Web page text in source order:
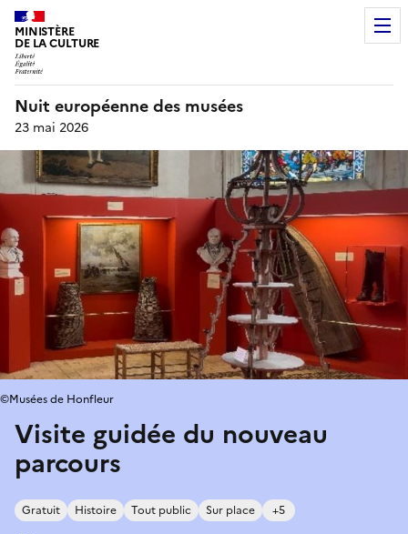
MINISTÈRE
DE LA CULTURE
Nuit européenne des musées
23 mai 2026
Visite guidée du nouveau
parcours
Gratuit Histoire Tout public Sur place +5
©Musées de Honfleur